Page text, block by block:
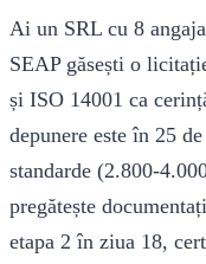
Ai un SRL cu 8
SEAP găsești o
și ISO 14001 ca
depunere este în 25
standarde (2.800-
pregătește
etapa 2 în ziua 18,